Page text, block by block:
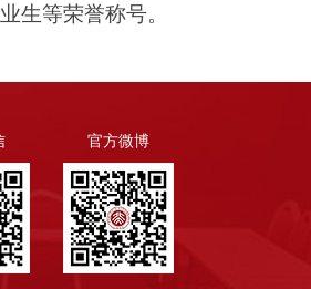
生等荣誉称号。
官方微博